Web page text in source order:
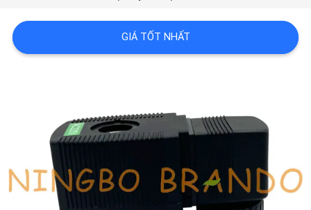
VỚI
CHÚNG
ĐẶT
GIÁ
GIÁ TỐT NHẤT